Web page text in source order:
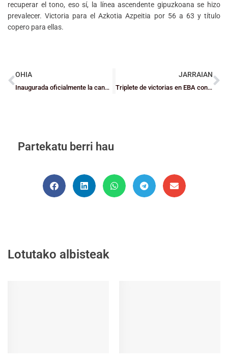
recuperar el tono, eso sí, la línea ascendente gipuzkoana se hizo
prevalecer. Victoria para el Azkotia Azpeitia por 56 a 63 y título
copero para ellas.
OHIA
Inaugurada oficialmente la cancha de Jardines Emiliano Arriaga en San Adrián-Miribilla
JARRAIAN
Triplete de victorias en EBA con dos debutantes que sorprenden en tierras cántabras
Partekatu berri hau
Lotutako albisteak